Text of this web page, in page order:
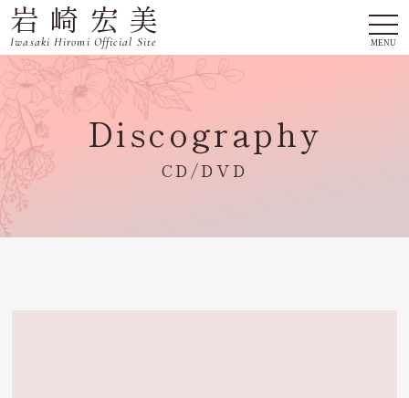
岩崎宏美
Iwasaki Hiromi Official Site MENU
Discography
CD/DVD